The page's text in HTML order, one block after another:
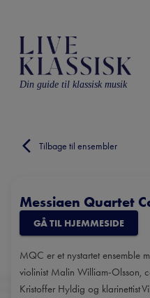
Din guide til klassisk musik
Tilbage til ensembler
Messiaen Quartet
GÅ TIL HJEMMESIDE
MQC er et nystartet ensemble
violinist Malin William-Olsson,
Kristoffer Hyldig og klarinettist